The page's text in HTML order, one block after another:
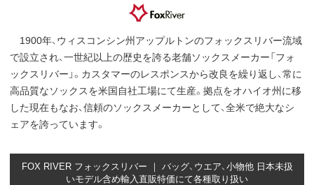
1900年、ウィスコンシン州アップルトンのフォックスリバー流域
で設立され、一世紀以上の歴史を誇る老舗ソックスメーカー「フォ
ックスリバー」。カスタマーのレスポンスから改良を繰り返し、常に
高品質なソックスを米国自社工場にて生産。拠点をオハイオ州に移
した現在もなお、信頼のソックスメーカーとして、全米で絶大なシ
ェアを誇っています。
FOX RIVER フォックスリバー ｜ バッグ、ウエア、小物他 日本未扱
いモデル含め輸入直販特価にて各種取り扱い